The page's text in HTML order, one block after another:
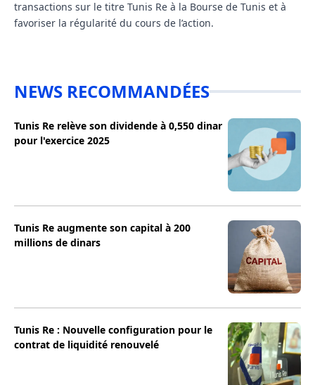
transactions sur le titre Tunis Re à la Bourse de Tunis et à
favoriser la régularité du cours de l’action.
NEWS RECOMMANDÉES
Tunis Re relève son dividende à 0,550 dinar
pour l'exercice 2025
Tunis Re augmente son capital à 200
millions de dinars
Tunis Re : Nouvelle configuration pour le
contrat de liquidité renouvelé